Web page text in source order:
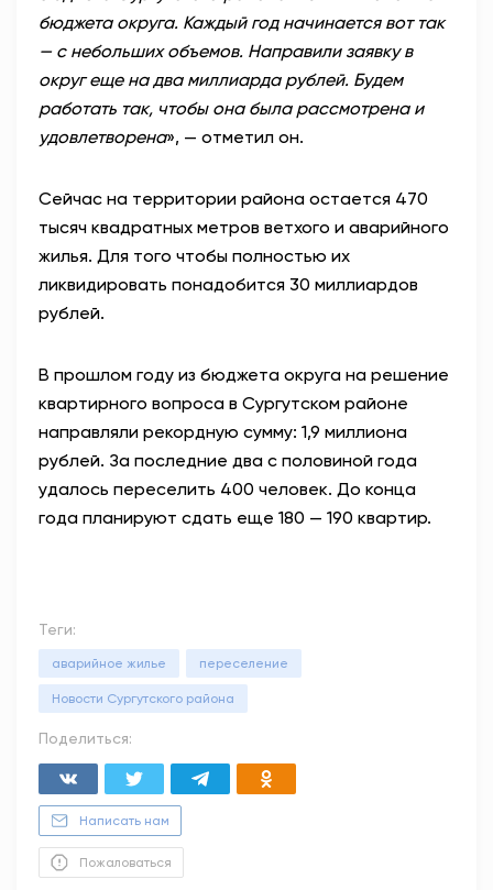
бюджета округа. Каждый год начинается вот так
— с небольших объемов. Направили заявку в
округ еще на два миллиарда рублей. Будем
работать так, чтобы она была рассмотрена и
удовлетворена», — отметил он.
Сейчас на территории района остается 470
тысяч квадратных метров ветхого и аварийного
жилья. Для того чтобы полностью их
ликвидировать понадобится 30 миллиардов
рублей.
В прошлом году из бюджета округа на решение
квартирного вопроса в Сургутском районе
направляли рекордную сумму: 1,9 миллиона
рублей. За последние два с половиной года
удалось переселить 400 человек. До конца
года планируют сдать еще 180 — 190 квартир.
Теги:
аварийное жилье переселение
Новости Сургутского района
Поделиться:
Написать нам
Пожаловаться